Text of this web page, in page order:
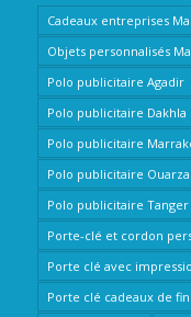
Cadeaux entreprises
Objets personnalisés
Polo publicitaire Agadir
Polo publicitaire Dakhla
Polo publicitaire
Polo publicitaire
Polo publicitaire Tanger
Porte-clé et cordon
Porte clé avec
Porte clé cadeaux de fin